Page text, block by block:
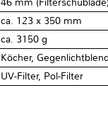
ca. 123 x 350 mm
ca. 3150 g
Köcher,
UV-Filter, Pol-Filter